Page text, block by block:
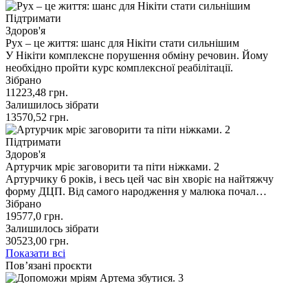
Підтримати
Здоров'я
Рух – це життя: шанс для Нікіти стати сильнішим
У Нікіти комплексне порушення обміну речовин. Йому
необхідно пройти курс комплексної реабілітації.
Зібрано
11223,48 грн.
Залишилось зібрати
13570,52 грн.
Підтримати
Здоров'я
Артурчик мріє заговорити та піти ніжками. 2
Артурчику 6 років, і весь цей час він хворіє на найтяжчу
форму ДЦП. Від самого народження у малюка почал…
Зібрано
19577,0 грн.
Залишилось зібрати
30523,00 грн.
Показати всі
Пов’язані проєкти